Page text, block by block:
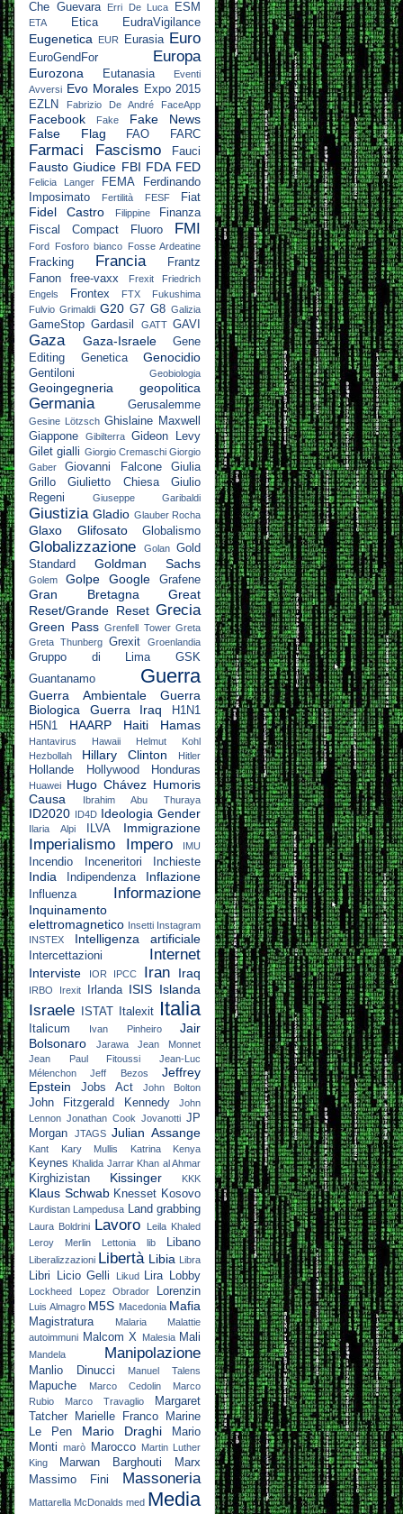
Che Guevara
Erri De Luca ESM
ETA Etica EudraVigilance
Eugenetica EUR Eurasia Euro
EuroGendFor Europa
Eurozona Eutanasia
Eventi
Avversi Evo Morales Expo 2015
EZLN
Fabrizio De André FaceApp
Facebook Fake
Fake News
False Flag
FAO FARC
Farmaci Fascismo Fauci
Fausto Giudice FBI FDA FED
Felicia Langer FEMA
Ferdinando
Imposimato
Fertilità FESF Fiat
Fidel Castro Filippine
Finanza
Fiscal Compact
Fluoro FMI
Ford Fosforo bianco Fosse Ardeatine
Fracking Francia
Frantz
Fanon
free-vaxx Frexit
Friedrich
Engels
Frontex FTX
Fukushima
Fulvio Grimaldi G20 G7 G8 Galizia
GameStop Gardasil GATT GAVI
Gaza Gaza-Israele
Gene
Editing
Genetica Genocidio
Gentiloni Geobiologia
Geoingegneria geopolitica
Germania Gerusalemme
Gesine Lötzsch Ghislaine Maxwell
Giappone
Gibilterra Gideon Levy
Gilet gialli Giorgio Cremaschi Giorgio
Gaber
Giovanni Falcone
Giulia
Grillo
Giulietto Chiesa
Giulio
Regeni
Giuseppe Garibaldi
Giustizia Gladio Glauber Rocha
Glaxo Glifosato Globalismo
Globalizzazione Golan Gold
Standard
Goldman Sachs
Golem Golpe Google Grafene
Gran Bretagna
Great
Reset/Grande Reset Grecia
Green Pass Grenfell Tower Greta
Greta Thunberg Grexit Groenlandia
Gruppo di Lima
GSK
Guantanamo
Guerra
Guerra Ambientale
Guerra
Biologica
Guerra Iraq
H1N1
H5N1
HAARP Haiti Hamas
Hantavirus Hawaii
Helmut Kohl
Hezbollah
Hillary Clinton Hitler
Hollande Hollywood Honduras
Huawei Hugo Chávez Humoris
Causa
Ibrahim Abu Thuraya
ID2020 ID4D Ideologia Gender
Ilaria Alpi ILVA Immigrazione
Imperialismo Impero IMU
Incendio Inceneritori Inchieste
India Indipendenza Inflazione
Influenza Informazione
Inquinamento
elettromagnetico Insetti Instagram
INSTEX
Intelligenza artificiale
Intercettazioni Internet
Interviste IOR IPCC Iran Iraq
IRBO Irexit Irlanda ISIS Islanda
Israele ISTAT Italexit Italia
Italicum Ivan Pinheiro
Jair
Bolsonaro
Jarawa
Jean Monnet
Jean Paul Fitoussi
Jean-Luc
Mélenchon
Jeff Bezos
Jeffrey
Epstein
Jobs Act John Bolton
John Fitzgerald Kennedy
John
Lennon Jonathan Cook Jovanotti JP
Morgan
JTAGS Julian Assange
Kant Kary Mullis Katrina Kenya
Keynes Khalida Jarrar Khan al Ahmar
Kirghizistan Kissinger KKK
Klaus Schwab Knesset Kosovo
Kurdistan Lampedusa Land grabbing
Laura Boldrini Lavoro
Leila Khaled
Leroy Merlin
Lettonia lib Libano
Liberalizzazioni Libertà Libia Libra
Libri Licio Gelli Likud Lira Lobby
Lockheed Lopez Obrador Lorenzin
Luis Almagro M5S Macedonia Mafia
Magistratura Malaria
Malattie
autoimmuni Malcom X Malesia Mali
Mandela Manipolazione
Manlio Dinucci Manuel Talens
Mapuche Marco Cedolin
Marco
Rubio
Marco Travaglio
Margaret
Tatcher
Marielle Franco
Marine
Le Pen
Mario Draghi
Mario
Monti
marò Marocco
Martin Luther
King
Marwan Barghouti
Marx
Massimo Fini
Massoneria
Mattarella McDonalds med Media